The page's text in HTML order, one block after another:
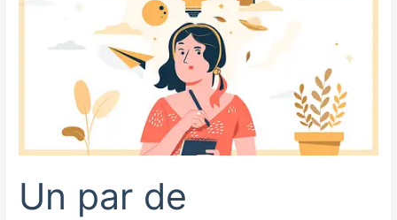
Un par de
directorios